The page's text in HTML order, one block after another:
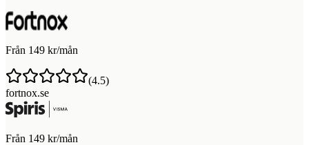
Från 149 kr/mån
(4.5)
fortnox.se
Från 149 kr/mån